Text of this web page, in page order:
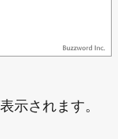
示されます。